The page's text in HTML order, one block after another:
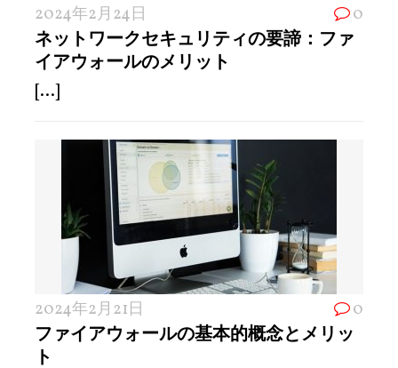
2024年2月24日 0
ネットワークセキュリティの要諦：ファ
イアウォールのメリット
[...]
2024年2月21日 0
ファイアウォールの基本的概念とメリッ
ト